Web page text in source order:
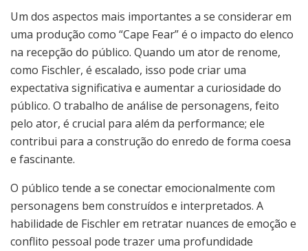
Um dos aspectos mais importantes a se considerar em
uma produção como “Cape Fear” é o impacto do elenco
na recepção do público. Quando um ator de renome,
como Fischler, é escalado, isso pode criar uma
expectativa significativa e aumentar a curiosidade do
público. O trabalho de análise de personagens, feito
pelo ator, é crucial para além da performance; ele
contribui para a construção do enredo de forma coesa
e fascinante.
O público tende a se conectar emocionalmente com
personagens bem construídos e interpretados. A
habilidade de Fischler em retratar nuances de emoção e
conflito pessoal pode trazer uma profundidade